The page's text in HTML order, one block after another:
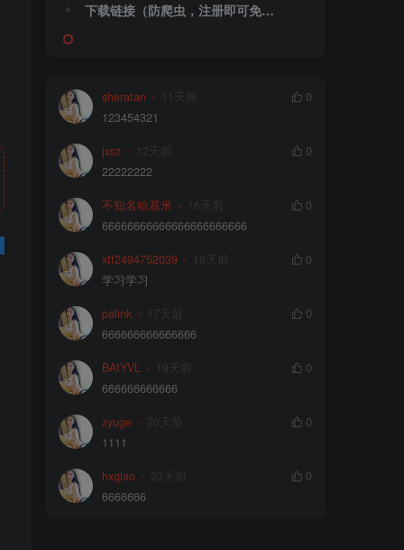
下载链接（防爬虫，注册即可免费获取）：
sheratan 11天前
0
123454321
jxsz 12天前
0
22222222
不知名哈基米 16天前
0
66666666666666666666666
xtf2494752039 16天前
0
学习学习
palink 17天前
0
666666666666666
BAIYVL 19天前
0
666666666666
zyuge 20天前
0
1111
hxqiao 23天前
0
6666666